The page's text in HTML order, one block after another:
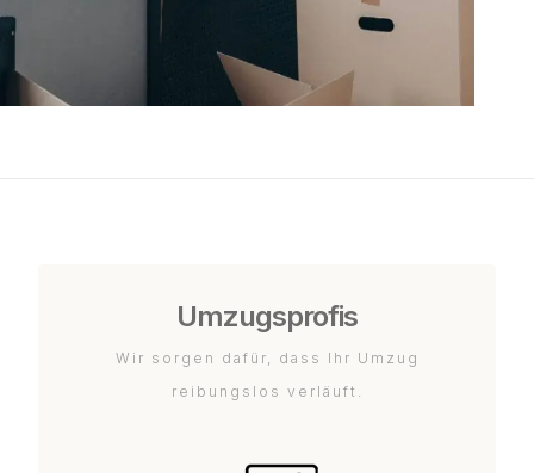
Umzugsprofis
Wir sorgen dafür, dass Ihr Umzug
reibungslos verläuft.